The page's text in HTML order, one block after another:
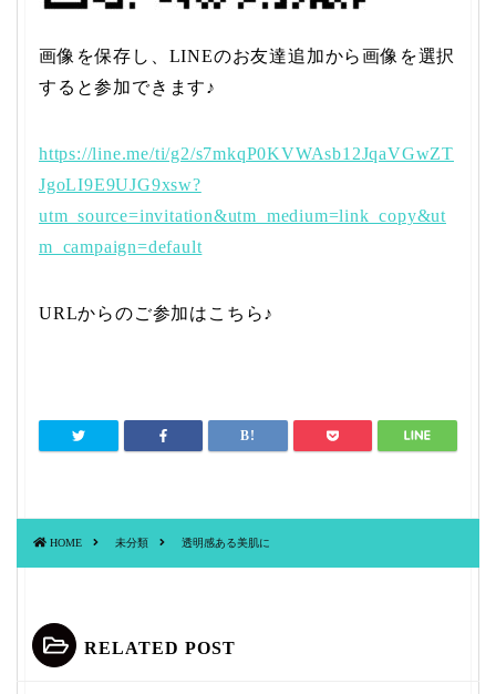
画像を保存し、LINEのお友達追加から画像を選択
すると参加できます♪
https://line.me/ti/g2/s7mkqP0KVWAsb12JqaVGwZT
JgoLI9E9UJG9xsw?
utm_source=invitation&utm_medium=link_copy&ut
m_campaign=default
URLからのご参加はこちら♪
HOME 未分類 透明感ある美肌に
RELATED POST